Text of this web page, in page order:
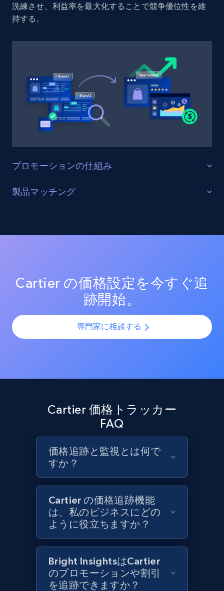
Etsy - Collect data on products using
specified keywords
URL, Product id, Listing inventory id, Title, Rating,
Reviews count shop, Reviews count item, Initial
price, and more.
Etsy - Collects data from shop's URL
price, and more.
Amazon products search
Asin, URL, Name, Sponsored, Initial price, Final
price, Currency, Sold, and more.
Target
URL, Product id, Title, Product description,
Rating, Reviews count, Initial price, Discount,
and more.
1.3K+ 175+ 今すぐ始める
Target - Gather data on products using
specified keywords
URL, Product id, Title, Product description,
Rating, Reviews count, Initial price, Discount,
and more.
洗練させ、利益率を最大化することで競争優位性を維
持する。
プロモーションの仕組み
販売を最適化する
測定する。効果的なプロモーション戦術と新興トレン
製品マッチング
SKUやバリエーションを複数チャネルで最適化し、製品
トフォームで一貫性と正確性を確保します。
Cartier の価格設定を今すぐ追
跡開始。
専門家に相談する
Cartier 価格トラッカー
FAQ
価格追跡と監視とは何で
すか？
Cartier の価格追跡機能
は、私のビジネスにどの
ように役立ちますか？
Bright InsightsはCartier
のプロモーションや割引
を追跡できますか？